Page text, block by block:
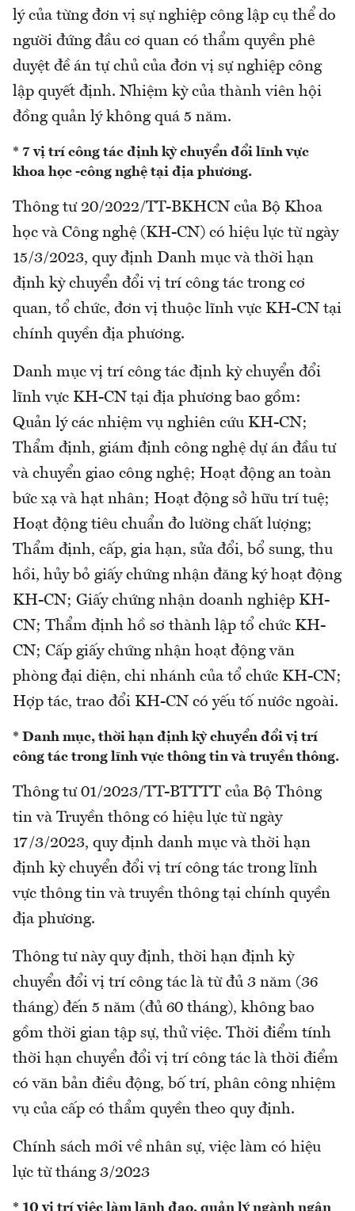
lý của từng đơn vị sự nghiệp công lập cụ thể do
người đứng đầu cơ quan có thẩm quyền phê
duyệt đề án tự chủ của đơn vị sự nghiệp công
lập quyết định. Nhiệm kỳ của thành viên hội
đồng quản lý không quá 5 năm.
* 7 vị trí công tác định kỳ chuyển đổi lĩnh vực
khoa học -công nghệ tại địa phương.
Thông tư 20/2022/TT-BKHCN của Bộ Khoa
học và Công nghệ (KH-CN) có hiệu lực từ ngày
15/3/2023, quy định Danh mục và thời hạn
định kỳ chuyển đổi vị trí công tác trong cơ
quan, tổ chức, đơn vị thuộc lĩnh vực KH-CN tại
chính quyền địa phương.
Danh mục vị trí công tác định kỳ chuyển đổi
lĩnh vực KH-CN tại địa phương bao gồm:
Quản lý các nhiệm vụ nghiên cứu KH-CN;
Thẩm định, giám định công nghệ dự án đầu tư
và chuyển giao công nghệ; Hoạt động an toàn
bức xạ và hạt nhân; Hoạt động sở hữu trí tuệ;
Hoạt động tiêu chuẩn đo lường chất lượng;
Thẩm định, cấp, gia hạn, sửa đổi, bổ sung, thu
hồi, hủy bỏ giấy chứng nhận đăng ký hoạt động
KH-CN; Giấy chứng nhận doanh nghiệp KH-
CN; Thẩm định hồ sơ thành lập tổ chức KH-
CN; Cấp giấy chứng nhận hoạt động văn
phòng đại diện, chi nhánh của tổ chức KH-CN;
Hợp tác, trao đổi KH-CN có yếu tố nước ngoài.
* Danh mục, thời hạn định kỳ chuyển đổi vị trí
công tác trong lĩnh vực thông tin và truyền thông.
Thông tư 01/2023/TT-BTTTT của Bộ Thông
tin và Truyền thông có hiệu lực từ ngày
17/3/2023, quy định danh mục và thời hạn
định kỳ chuyển đổi vị trí công tác trong lĩnh
vực thông tin và truyền thông tại chính quyền
địa phương.
Thông tư này quy định, thời hạn định kỳ
chuyển đổi vị trí công tác là từ đủ 3 năm (36
tháng) đến 5 năm (đủ 60 tháng), không bao
gồm thời gian tập sự, thử việc. Thời điểm tính
thời hạn chuyển đổi vị trí công tác là thời điểm
có văn bản điều động, bố trí, phân công nhiệm
vụ của cấp có thẩm quyền theo quy định.
Chính sách mới về nhân sự, việc làm có hiệu
lực từ tháng 3/2023